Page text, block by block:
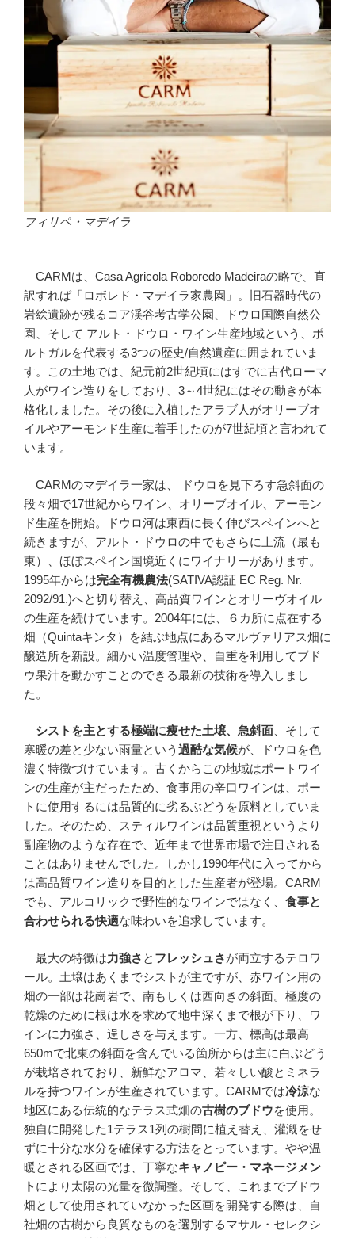
フィリペ・マデイラ
CARMは、Casa Agricola Roboredo Madeiraの略で、直
訳すれば「ロボレド・マデイラ家農園」。旧石器時代の
岩絵遺跡が残るコア渓谷考古学公園、ドウロ国際自然公
園、そして アルト・ドウロ・ワイン生産地域という、ポ
ルトガルを代表する3つの歴史/自然遺産に囲まれていま
す。この土地では、紀元前2世紀頃にはすでに古代ローマ
人がワイン造りをしており、3～4世紀にはその動きが本
格化しました。その後に入植したアラブ人がオリーブオ
イルやアーモンド生産に着手したのが7世紀頃と言われて
います。
CARMのマデイラ一家は、 ドウロを見下ろす急斜面の
段々畑で17世紀からワイン、オリーブオイル、アーモン
ド生産を開始。ドウロ河は東西に長く伸びスペインへと
続きますが、アルト・ドウロの中でもさらに上流（最も
東）、ほぼスペイン国境近くにワイナリーがあります。
1995年からは完全有機農法(SATIVA認証 EC Reg. Nr.
2092/91.)へと切り替え、高品質ワインとオリーヴオイル
の生産を続けています。2004年には、６カ所に点在する
畑（Quintaキンタ）を結ぶ地点にあるマルヴァリアス畑に
醸造所を新設。細かい温度管理や、自重を利用してブド
ウ果汁を動かすことのできる最新の技術を導入しまし
た。
シストを主とする極端に痩せた土壌、急斜面 、そして
寒暖の差と少ない雨量という 過酷な気候が、ドウロを色
濃く特徴づけています。古くからこの地域はポートワイ
ンの生産が主だったため、食事用の辛口ワインは、ポー
トに使用するには品質的に劣るぶどうを原料としていま
した。そのため、スティルワインは品質重視というより
副産物のような存在で、近年まで世界市場で注目される
ことはありませんでした。しかし1990年代に入ってから
は高品質ワイン造りを目的とした生産者が登場。CARM
でも、アルコリックで野性的なワインではなく、 食事と
合わせられる快適な味わいを追求しています。
最大の特徴は力強さ と フレッシュさが両立するテロワ
ール。土壌はあくまでシストが主ですが、赤ワイン用の
畑の一部は花崗岩で、南もしくは西向きの斜面。極度の
乾燥のために根は水を求めて地中深くまで根が下り、ワ
インに力強さ、逞しさを与えます。一方、標高は最高
650mで北東の斜面を含んでいる箇所からは主に白ぶどう
が栽培されており、新鮮なアロマ、若々しい酸とミネラ
ルを持つワインが生産されています。CARMでは冷涼な
地区にある伝統的なテラス式畑の古樹のブドウを使用。
独自に開発した1テラス1列の樹間に植え替え、灌漑をせ
ずに十分な水分を確保する方法をとっています。やや温
暖とされる区画では、丁寧なキャノピー・マネージメン
ト により太陽の光量を微調整。そして、これまでブドウ
畑として使用されていなかった区画を開発する際は、自
社畑の古樹から良質なものを選別するマサル・セレクシ